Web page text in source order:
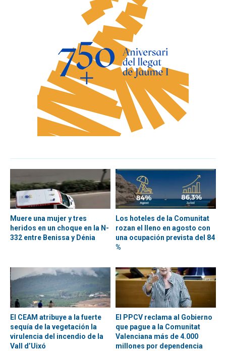
Muere una mujer y tres
heridos en un choque en la N-
332 entre Benissa y Dénia
Los hoteles de la Comunitat
rozan el lleno en agosto con
una ocupación prevista del 84
%
El CEAM atribuye a la fuerte
sequía de la vegetación la
virulencia del incendio de la
Vall d’Uixó
El PPCV reclama al Gobierno
que pague a la Comunitat
Valenciana más de 4.000
millones por dependencia